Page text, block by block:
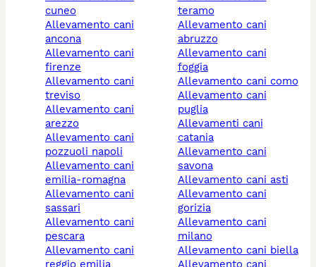
cuneo
allevamento cani
ancona
allevamento cani
firenze
allevamento cani
treviso
allevamento cani
arezzo
allevamento cani
pozzuoli napoli
allevamento cani
emilia-romagna
allevamento cani
sassari
allevamento cani
pescara
allevamento cani
teramo
allevamento cani
abruzzo
allevamento cani
foggia
allevamento cani como
allevamento cani
puglia
allevamenti cani
catania
allevamento cani
savona
allevamento cani asti
allevamento cani
gorizia
allevamento cani
milano
allevamento cani biella